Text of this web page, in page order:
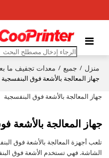
منزل / جميع / معدات تجفيف ما
جهاز المعالجة بالأشعة فوق البنفسجية
جهاز المعالجة بالأشعة فوق البنفسجية
جهاز المعالجة بالأشعة
تلعب أجهزة المعالجة بالأشعة فوق
الشاشة. فهي تستخدم الأشعة فوق